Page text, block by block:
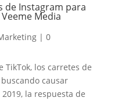
de Instagram para
Media
| 0
TikTok, los carretes de
causar
la respuesta de